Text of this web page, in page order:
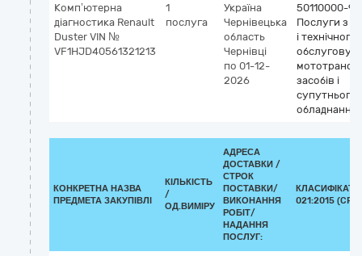
Комп’ютерна
діагностика Renault
Duster VIN №
VF1HJD40561321213
1
послуга
Україна
Чернівецька
область
Чернівці
по 01-12-
2026
50110000-9
Послуги з
і технічного
засобів і
супутнього
обладнання
КОНКРЕТНА НАЗВА
ПРЕДМЕТА ЗАКУПІВЛІ
КІЛЬКІСТЬ
/
ОД.ВИМІРУ
АДРЕСА
ДОСТАВКИ /
СТРОК
ПОСТАВКИ/
ВИКОНАННЯ
РОБІТ/
НАДАННЯ
ПОСЛУГ:
021:2015 (CPV)